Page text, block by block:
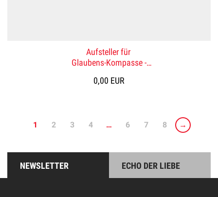
Aufsteller für
Glaubens-Kompasse -
0,00 EUR
1 2 3 4 … 6 7 8 →
NEWSLETTER ECHO DER LIEBE